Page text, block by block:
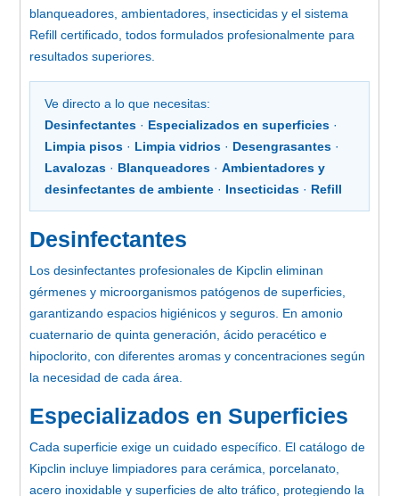
blanqueadores, ambientadores, insecticidas y el sistema
Refill certificado, todos formulados profesionalmente para
resultados superiores.
Ve directo a lo que necesitas:
Desinfectantes · Especializados en superficies ·
Limpia pisos · Limpia vidrios · Desengrasantes ·
Lavalozas · Blanqueadores · Ambientadores y
desinfectantes de ambiente · Insecticidas · Refill
Desinfectantes
Los desinfectantes profesionales de Kipclin eliminan
gérmenes y microorganismos patógenos de superficies,
garantizando espacios higiénicos y seguros. En amonio
cuaternario de quinta generación, ácido peracético e
hipoclorito, con diferentes aromas y concentraciones según
la necesidad de cada área.
Especializados en Superficies
Cada superficie exige un cuidado específico. El catálogo de
Kipclin incluye limpiadores para cerámica, porcelanato,
acero inoxidable y superficies de alto tráfico, protegiendo la